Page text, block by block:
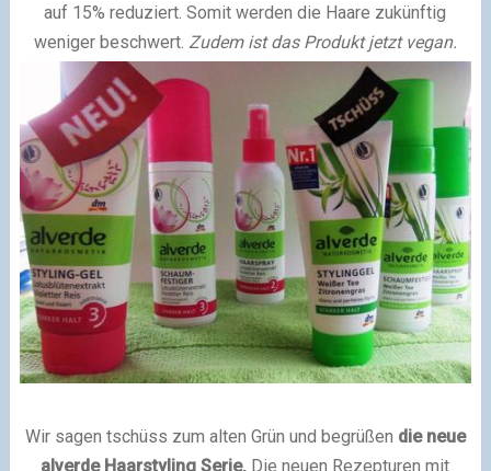
auf 15% reduziert. Somit werden die Haare zukünftig
weniger beschwert. Zudem ist das Produkt jetzt vegan.
Wir sagen tschüss zum alten Grün und begrüßen die neue
alverde Haarstyling Serie. Die neuen Rezepturen mit